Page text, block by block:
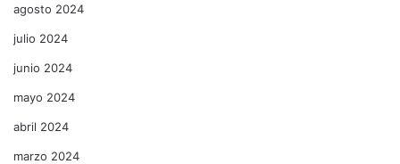
agosto 2024
julio 2024
junio 2024
mayo 2024
abril 2024
marzo 2024